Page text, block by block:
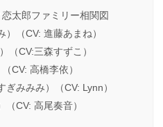
太郎ファミリー相関図
（CV: 進藤あまね）
（CV:三森すずこ）
CV: 高橋李依）
みみみ）（CV: Lynn）
CV: 高尾奏音）